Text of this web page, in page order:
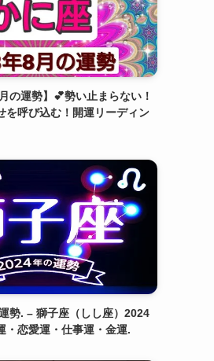
の運勢】💕勢い止まらない！
を呼び込む！開運リーディン
勢. – 獅子座（しし座）2024
・恋愛運・仕事運・金運.